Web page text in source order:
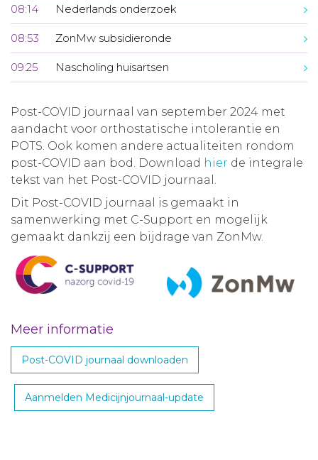
08:14 Nederlands onderzoek
08:53 ZonMw subsidieronde
09:25 Nascholing huisartsen
Post-COVID journaal van september 2024 met
aandacht voor orthostatische intolerantie en
POTS. Ook komen andere actualiteiten rondom
post-COVID aan bod. Download hier de integrale
tekst van het Post-COVID journaal.
Dit Post-COVID journaal is gemaakt in
samenwerking met C-Support en mogelijk
gemaakt dankzij een bijdrage van ZonMw.
Meer informatie
Post-COVID journaal downloaden
Aanmelden Medicijnjournaal-update